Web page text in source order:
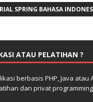
SPRING BAHASA
ATAU PELATIHAN ?
berbasis PHP, Java atau
dan privat